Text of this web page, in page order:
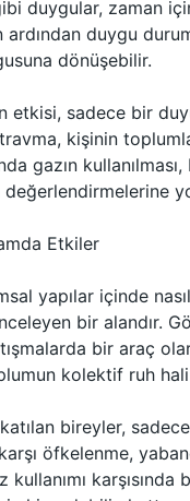
duygular, zaman
ardından duygu
dönüşebilir.
etkisi, sadece bir
kişinin
gazın
Etkiler
yapılar içinde
bir alandır.
bir araç
kolektif ruh
bireyler,
öfkelenme,